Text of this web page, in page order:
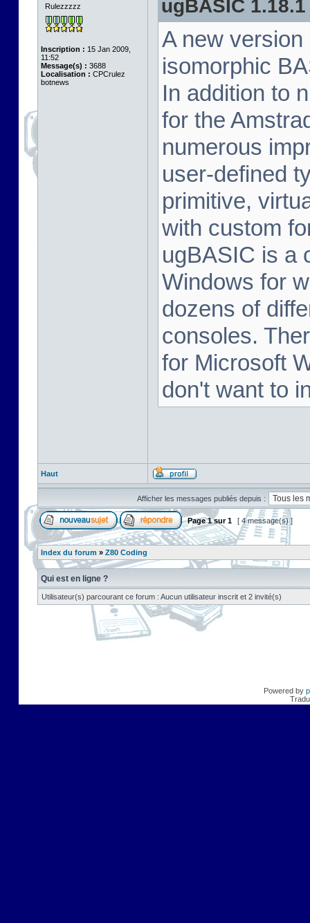
Rulezzzzz
Inscription : 15 Jan 2009,
11:52
Message(s) : 3688
Localisation : CPCrulez
botnews
ugBASIC
A new
isomorphic
In addition to
for the
numerous
user-defined
primitive,
with custom
ugBASIC is a
Windows for
dozens of
consoles.
for Microsoft
don't want to
Haut
Afficher les messages publiés depuis :
Page1sur1 [ 4 message(s) ]
Index du forum » Z80 Coding
Qui est en ligne ?
Utilisateur(s) parcourant ce forum : Aucun utilisateur inscrit et 2 invité(s)
Powered by